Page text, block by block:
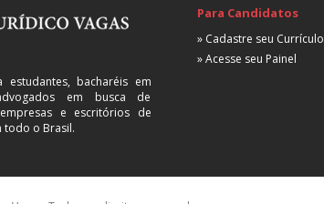
estudantes, bacharéis em
em busca de
e escritórios de
todo o Brasil.
Para Candidatos
» Cadastre seu Currículo
» Acesse seu Painel